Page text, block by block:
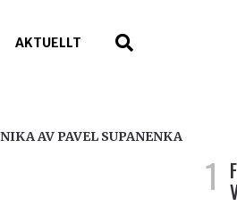
AKTUELLT
AV PAVEL SUPANENKA